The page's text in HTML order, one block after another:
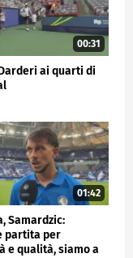
00:31
ai quarti di
01:42
Samardzic:
partita per
e qualità, siamo a